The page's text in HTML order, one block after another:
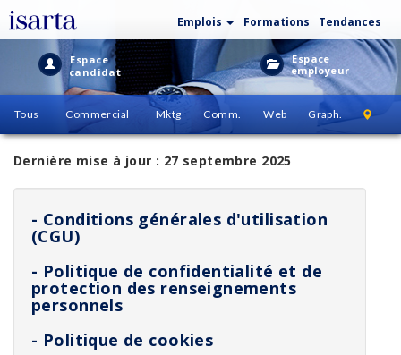
Emplois Formations Tendances
Espace
candidat
Espace
employeur
Tous Commercial Mktg Comm. Web Graph.
Dernière mise à jour : 27 septembre 2025
- Conditions générales d'utilisation
(CGU)
- Politique de confidentialité et de
protection des renseignements
personnels
- Politique de cookies